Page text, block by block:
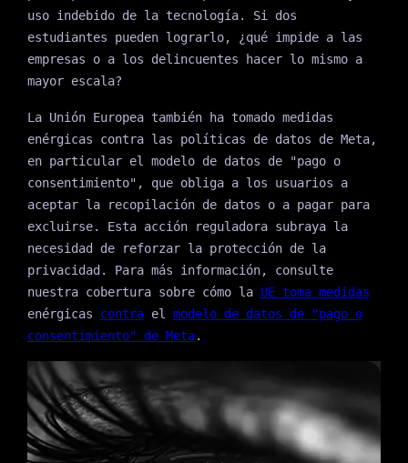
uso indebido de la tecnología. Si dos
estudiantes pueden lograrlo, ¿qué impide a las
empresas o a los delincuentes hacer lo mismo a
mayor escala?
La Unión Europea también ha tomado medidas
enérgicas contra las políticas de datos de Meta,
en particular el modelo de datos de "pago o
consentimiento", que obliga a los usuarios a
aceptar la recopilación de datos o a pagar para
excluirse. Esta acción reguladora subraya la
necesidad de reforzar la protección de la
privacidad. Para más información, consulte
nuestra cobertura sobre cómo la UE toma medidas
enérgicas contrael modelo de datos de "pago o
consentimiento" de Meta.